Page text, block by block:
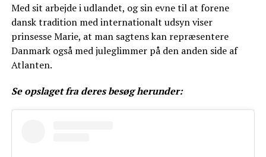
Med sit arbejde i udlandet, og sin evne til at forene
dansk tradition med internationalt udsyn viser
prinsesse Marie, at man sagtens kan repræsentere
Danmark også med juleglimmer på den anden side af
Atlanten.
Se opslaget fra deres besøg herunder: